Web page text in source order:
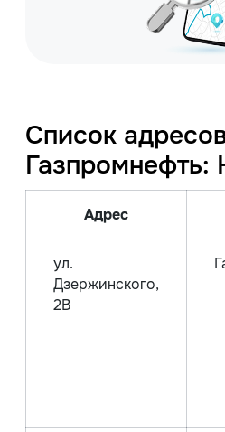
Список
Газпромнефть:
Адрес
ул.
Дзержинского,
2В